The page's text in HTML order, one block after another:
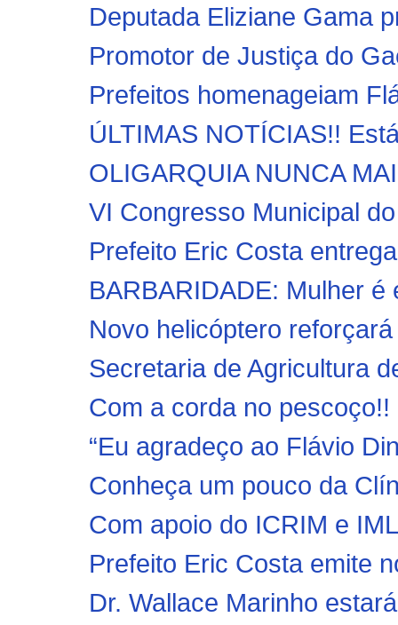
Deputada Eliziane Gama
Promotor de Justiça do
Prefeitos homenageiam
ÚLTIMAS NOTÍCIAS!!
OLIGARQUIA NUNCA
VI Congresso Municipal
Prefeito Eric Costa
BARBARIDADE: Mulher
Novo helicóptero
Secretaria de Agricultura
Com a corda no
“Eu agradeço ao Flávio
Conheça um pouco da
Com apoio do ICRIM e
Prefeito Eric Costa emite
Dr. Wallace Marinho